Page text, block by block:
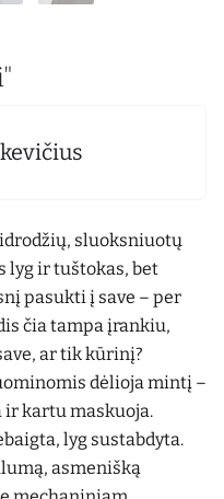
sluoksniuotų
lyg ir tuštokas, bet
pasukti į save – per
čia tampa įrankiu,
ar tik kūrinį?
dėlioja mintį –
ir kartu maskuoja.
lyg sustabdyta.
asmenišką